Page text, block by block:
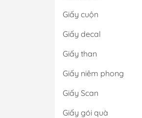
Giấy cuộn
Giấy decal
Giấy than
Giấy niêm phong
Giấy Scan
Giấy gói quà